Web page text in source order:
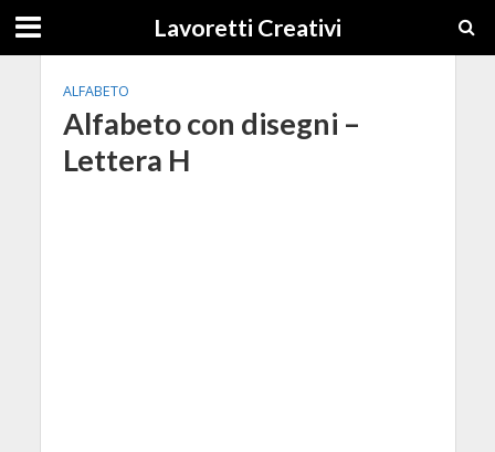
Lavoretti Creativi
ALFABETO
Alfabeto con disegni –
Lettera H